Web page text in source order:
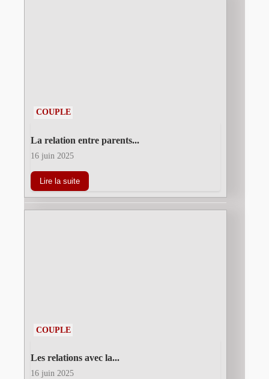
COUPLE
La relation entre parents...
16 juin 2025
Lire la suite
COUPLE
Les relations avec la...
16 juin 2025